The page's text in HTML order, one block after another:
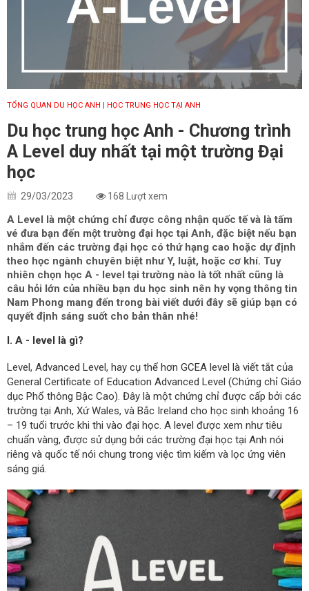
TỔNG QUAN DU HỌC ANH | HỌC TRUNG HỌC TẠI ANH
Du học trung học Anh - Chương trình
A Level duy nhất tại một trường Đại
học
29/03/2023 168 Lượt xem
A Level là một chứng chỉ được công nhận quốc tế và là tấm
vé đưa bạn đến một trường đại học tại Anh, đặc biệt nếu bạn
nhắm đến các trường đại học có thứ hạng cao hoặc dự định
theo học ngành chuyên biệt như Y, luật, hoặc cơ khí. Tuy
nhiên chọn học A - level tại trường nào là tốt nhất cũng là
câu hỏi lớn của nhiều bạn du học sinh nên hy vọng thông tin
Nam Phong mang đến trong bài viết dưới đây sẽ giúp bạn có
quyết định sáng suốt cho bản thân nhé!
I. A - level là gì?
Level, Advanced Level, hay cụ thể hơn GCEA level là viết tắt của
General Certificate of Education Advanced Level (Chứng chỉ Giáo
dục Phổ thông Bậc Cao). Đây là một chứng chỉ được cấp bởi các
trường tại Anh, Xứ Wales, và Bắc Ireland cho học sinh khoảng 16
– 19 tuổi trước khi thi vào đại học. A level được xem như tiêu
chuẩn vàng, được sử dụng bởi các trường đại học tại Anh nói
riêng và quốc tế nói chung trong việc tìm kiếm và lọc ứng viên
sáng giá.